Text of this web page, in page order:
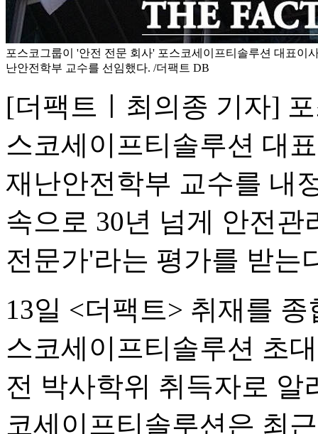
포스코그룹이 '안전 전문 회사' 포스코세이프티솔루션 대표이
난안전학부 교수를 선임했다. /더팩트 DB
[더팩트ㅣ최의종 기자]
스코세이프티솔루션 대
재난안전학부 교수를 내
속으로 30년 넘게 안전
전문가'라는 평가를 받는
13일 <더팩트> 취재를
스코세이프티솔루션 초
전 박사학위 취득자로 알
코세이프티솔루션은 최